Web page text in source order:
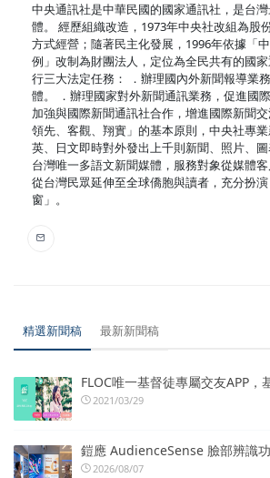
中央通訊社是中華民國的國家通訊社，是台
體。 經歷組織改造，1973年中央社改組為股
方式經營；隨著民主化發展，1996年依據「
例」改制為財團法人，定位為全民共有的國
行三大法定任務： ．辦理國內外新聞報導業
體。 ．辦理國家對外新聞通訊業務，促進國
加強與國際新聞通訊社合作，增進國際新聞交
領先、客觀、翔實」的基本原則，中央社專業
英、日文即時對外發出上千則新聞、照片、
台灣唯一多語文新聞媒體，服務對象從媒體
從台灣民眾延伸至全球僑胞與讀者，充分扮
窗」。
精選新聞稿 最新新聞稿
FLOC唯一基督徒專屬交友APP，
2021/03/29
鎧應 AudienceSense 臉部辨識
2026/08/07